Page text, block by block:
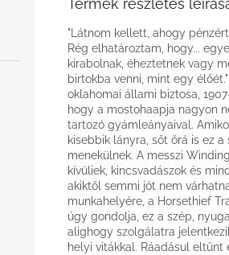
Termék részletes
"Látnom kellett, ahogy
Rég elhatároztam, hogy...
kirabolnak, éheztetnek vagy
birtokba venni, mint egy
oklahomai állami biztosa,
hogy a mostohaapja nagyon
tartozó gyámleányaival.
kisebbik lányra, sőt őrá is ez
menekülnek. A messzi
kívüliek, kincsvadászok és
akiktől semmi jót nem
munkahelyére, a Horsethief
úgy gondolja, ez a szép,
alighogy szolgálatra
helyi vitákkal. Ráadásul